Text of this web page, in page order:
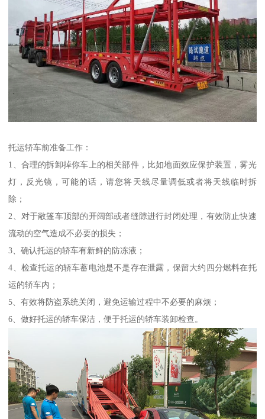
托运轿车前准备工作：
1、合理的拆卸掉你车上的相关部件，比如地面效应保护装置，雾光
灯，反光镜，可能的话，请您将天线尽量调低或者将天线临时拆
除；
2、对于敞篷车顶部的开阔部或者缝隙进行封闭处理，有效防止快速
流动的空气造成不必要的损失；
3、确认托运的轿车有新鲜的防冻液；
4、检查托运的轿车蓄电池是不是存在泄露，保留大约四分燃料在托
运的轿车内；
5、有效将防盗系统关闭，避免运输过程中不必要的麻烦；
6、做好托运的轿车保洁，便于托运的轿车装卸检查。